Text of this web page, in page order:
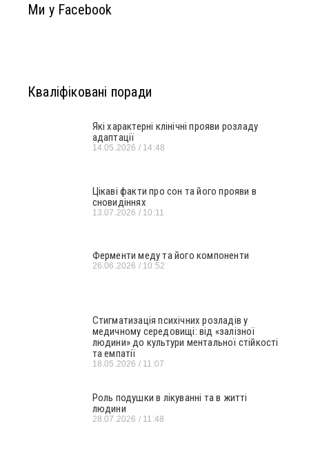
Ми у Facebook
Кваліфіковані поради
Які характерні клінічні прояви розладу
адаптації
14.05.2026 14:48
Цікаві факти про сон та його прояви в
сновидіннях
13.07.2026 10:11
Ферменти меду та його компоненти
26.06.2026 10:52
Стигматизація психічних розладів у
медичному середовищі: від «залізної
людини» до культури ментальної стійкості
та емпатії
18.05.2026 11:07
Роль подушки в лікуванні та в житті
людини
28.07.2026 11:48